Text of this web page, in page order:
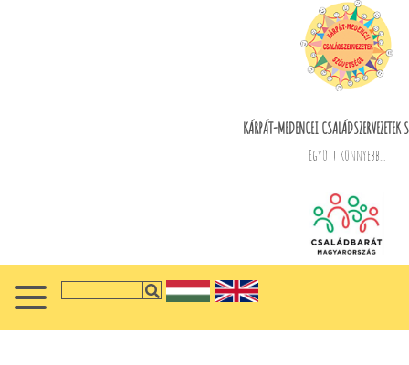
KÁRPÁT-MEDENCEI CSALÁDSZERVEZETEK
Együtt könnyebb...